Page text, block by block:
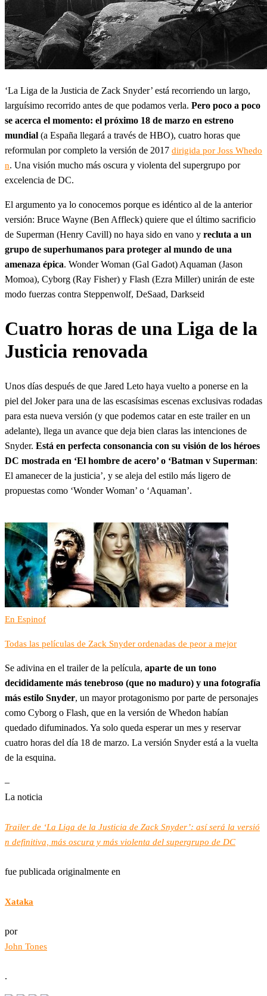
‘La Liga de la Justicia de Zack Snyder’ está recorriendo un largo,
larguísimo recorrido antes de que podamos verla. Pero poco a poco
se acerca el momento: el próximo 18 de marzo en estreno
mundial (a España llegará a través de HBO), cuatro horas que
reformulan por completo la versión de 2017 dirigida por Joss Whedo
n. Una visión mucho más oscura y violenta del supergrupo por
excelencia de DC.
El argumento ya lo conocemos porque es idéntico al de la anterior
versión: Bruce Wayne (Ben Affleck) quiere que el último sacrificio
de Superman (Henry Cavill) no haya sido en vano y recluta a un
grupo de superhumanos para proteger al mundo de una
amenaza épica. Wonder Woman (Gal Gadot) Aquaman (Jason
Momoa), Cyborg (Ray Fisher) y Flash (Ezra Miller) unirán de este
modo fuerzas contra Steppenwolf, DeSaad, Darkseid
Cuatro horas de una Liga de la
Justicia renovada
Unos días después de que Jared Leto haya vuelto a ponerse en la
piel del Joker para una de las escasísimas escenas exclusivas rodadas
para esta nueva versión (y que podemos catar en este trailer en un
adelante), llega un avance que deja bien claras las intenciones de
Snyder. Está en perfecta consonancia con su visión de los héroes
DC mostrada en ‘El hombre de acero’ o ‘Batman v Superman:
El amanecer de la justicia’, y se aleja del estilo más ligero de
propuestas como ‘Wonder Woman’ o ‘Aquaman’.
En Espinof
Todas las películas de Zack Snyder ordenadas de peor a mejor
Se adivina en el trailer de la película, aparte de un tono
decididamente más tenebroso (que no maduro) y una fotografía
más estilo Snyder, un mayor protagonismo por parte de personajes
como Cyborg o Flash, que en la versión de Whedon habían
quedado difuminados. Ya solo queda esperar un mes y reservar
cuatro horas del día 18 de marzo. La versión Snyder está a la vuelta
de la esquina.
–
La noticia
Trailer de ‘La Liga de la Justicia de Zack Snyder’: así será la versió
n definitiva, más oscura y más violenta del supergrupo de DC
fue publicada originalmente en
Xataka
por
John Tones
.